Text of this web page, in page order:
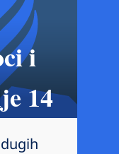
i
14